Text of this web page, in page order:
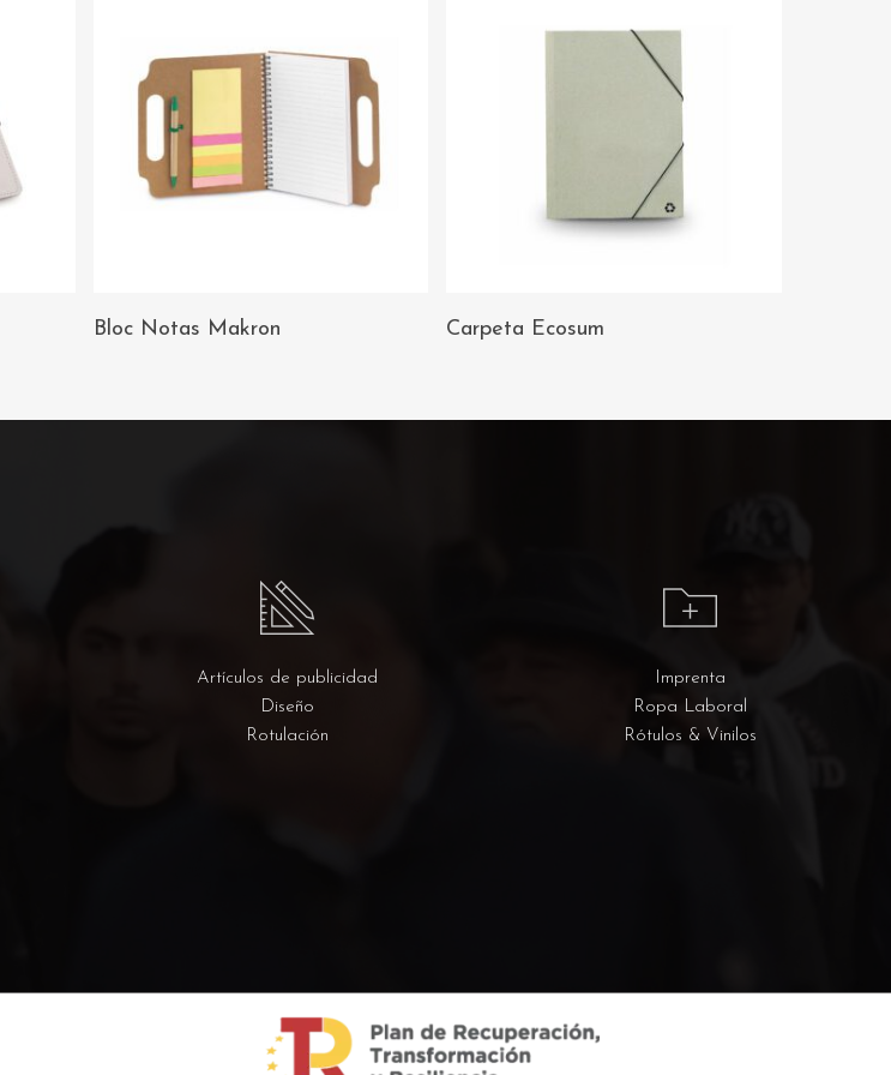
AÑADIR AL
Bloc Notas Makron Carpeta Ecosum
Artículos de publicidad
Diseño
Rotulación
Imprenta
Ropa Laboral
Rótulos & Vinilos